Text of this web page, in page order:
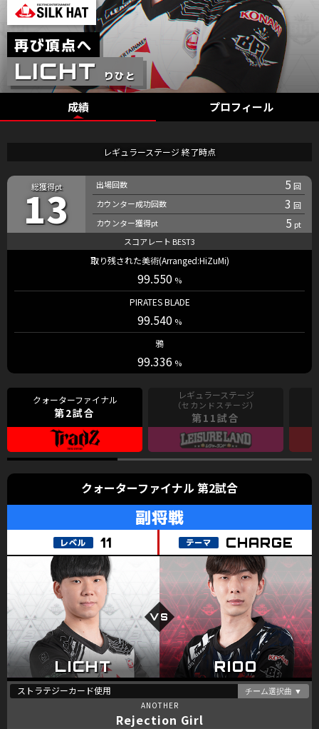
成績 プロフィール
レギュラーステージ 終了時点
13
5
3
5
取り残された美術(Arranged:HiZuMi)
99.550
PIRATES BLADE
99.540
鴉
99.336
第2試合 第11試合
第2試合
CHARGE
Rejection Girl